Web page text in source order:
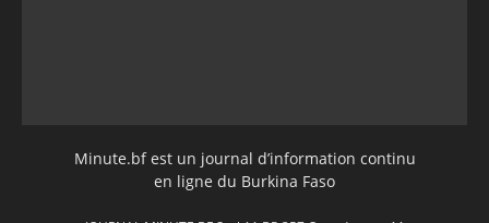
Minute.bf est un journal d’information continu
en ligne du Burkina Faso